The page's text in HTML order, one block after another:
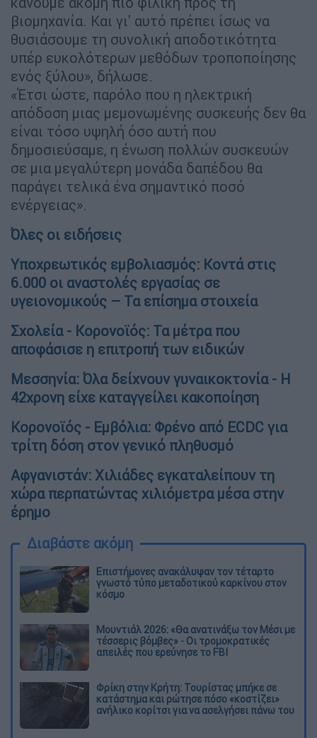
βιομηχανία. Και γι' αυτό πρέπει ίσως να
θυσιάσουμε τη συνολική αποδοτικότητα
υπέρ ευκολότερων μεθόδων τροποποίησης
ενός ξύλου», δήλωσε.
«Έτσι ώστε, παρόλο που η ηλεκτρική
απόδοση μιας μεμονωμένης συσκευής δεν θα
είναι τόσο υψηλή όσο αυτή που
δημοσιεύσαμε, η ένωση πολλών συσκευών
σε μια μεγαλύτερη μονάδα δαπέδου θα
παράγει τελικά ένα σημαντικό ποσό
ενέργειας».
Όλες οι ειδήσεις
Υποχρεωτικός εμβολιασμός: Κοντά στις
6.000 οι αναστολές εργασίας σε
υγειονομικούς – Τα επίσημα στοιχεία
Σχολεία - Κορονοϊός: Τα μέτρα που
αποφάσισε η επιτροπή των ειδικών
Μεσσηνία: Όλα δείχνουν γυναικοκτονία - Η
42χρονη είχε καταγγείλει κακοποίηση
Κορονοϊός - Εμβόλια: Φρένο από ECDC για
τρίτη δόση στον γενικό πληθυσμό
Αφγανιστάν: Χιλιάδες εγκαταλείπουν τη
χώρα περπατώντας χιλιόμετρα μέσα στην
έρημο
Διαβάστε ακόμη
Επιστήμονες ανακάλυψαν τον τέταρτο
γνωστό τύπο μεταδοτικού καρκίνου στον
κόσμο
Μουντιάλ 2026: «Θα ανατινάξω τον Μέσι με
τέσσερις βόμβες» - Οι τρομοκρατικές
απειλές που ερεύνησε το FBI
Φρίκη στην Κρήτη: Τουρίστας μπήκε σε
κατάστημα και ρώτησε πόσο «κοστίζει»
ανήλικο κορίτσι για να ασελγήσει πάνω του